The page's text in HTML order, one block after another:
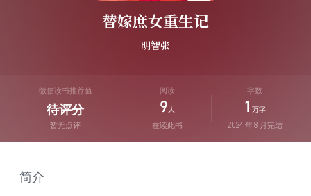
替嫁庶女重生记
明智张
微信读书推荐值
待评分
暂无点评
阅读
9 人
在读此书
字数
1 万字
2024 年 8 月完结
简介